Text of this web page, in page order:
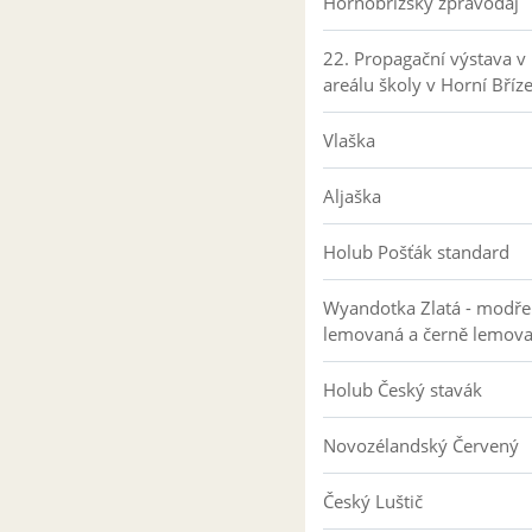
22. Propagační výstava v
areálu školy v Horní Bříze
Vlaška
Aljaška
Holub Pošťák standard
Wyandotka Zlatá - modře
lemovaná a černě
Holub Český stavák
Novozélandský Červený
Český Luštič